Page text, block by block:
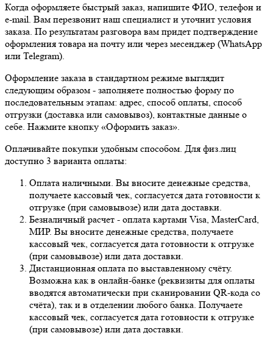
Когда оформляете быстрый заказ, напишите ФИО, телефон и
e-mail. Вам перезвонит наш специалист и уточнит условия
заказа. По результатам разговора вам придет подтверждение
оформления товара на почту или через месенджер (WhatsApp
или Telegram).
Оформление заказа в стандартном режиме выглядит
следующим образом - заполняете полностью форму по
последовательным этапам: адрес, способ оплаты, способ
отгрузки (доставка или самовывоз), контактные данные о
себе. Нажмите кнопку «Оформить заказ».
Оплачивайте покупки удобным способом. Для физ.лиц
доступно 3 варианта оплаты:
Оплата наличными. Вы вносите денежные средства,
получаете кассовый чек, согласуется дата готовности к
отгрузке (при самовывозе) или дата доставки.
Безналичный расчет - оплата картами Visa, MasterCard,
МИР. Вы вносите денежные средства, получаете
кассовый чек, согласуется дата готовности к отгрузке
(при самовывозе) или дата доставки.
Дистанционная оплата по выставленному счёту.
Возможна как в онлайн-банке (реквизиты для оплаты
вводятся автоматически при сканировании QR-кода со
счёта), так и в отделении любого банка. Получаете
кассовый чек, согласуется дата готовности к отгрузке
(при самовывозе) или дата доставки.